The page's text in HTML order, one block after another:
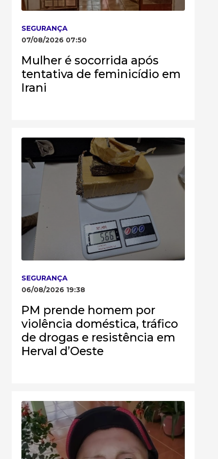
SEGURANÇA
07/08/2026 07:50
Mulher é socorrida após
tentativa de feminicídio em
Irani
SEGURANÇA
06/08/2026 19:38
PM prende homem por
violência doméstica, tráfico
de drogas e resistência em
Herval d’Oeste